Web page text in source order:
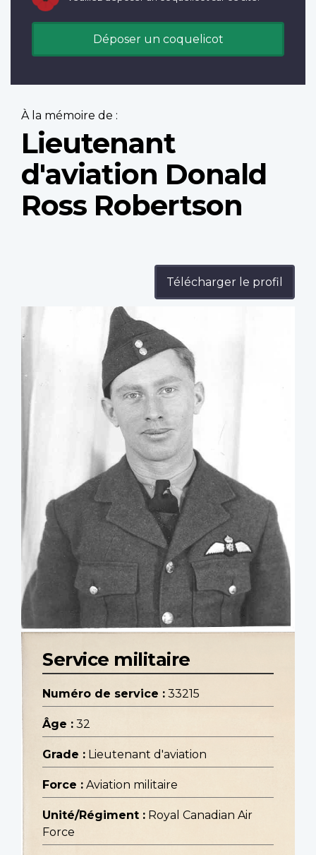
Déposer un coquelicot
À la mémoire de :
Lieutenant
d'aviation Donald
Ross Robertson
Télécharger le profil
Service militaire
Numéro de service : 33215
Âge : 32
Grade : Lieutenant d'aviation
Force : Aviation militaire
Unité/Régiment : Royal Canadian Air
Force